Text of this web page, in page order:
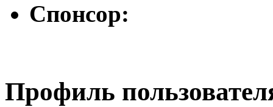
Спонсор:
Профиль